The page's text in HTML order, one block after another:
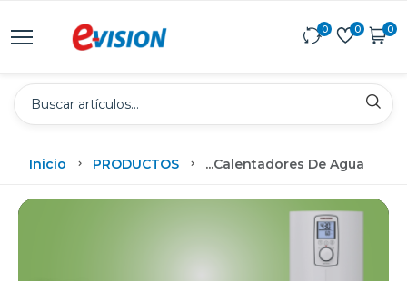
0 0 0
Inicio PRODUCTOS ...Calentadores De Agua